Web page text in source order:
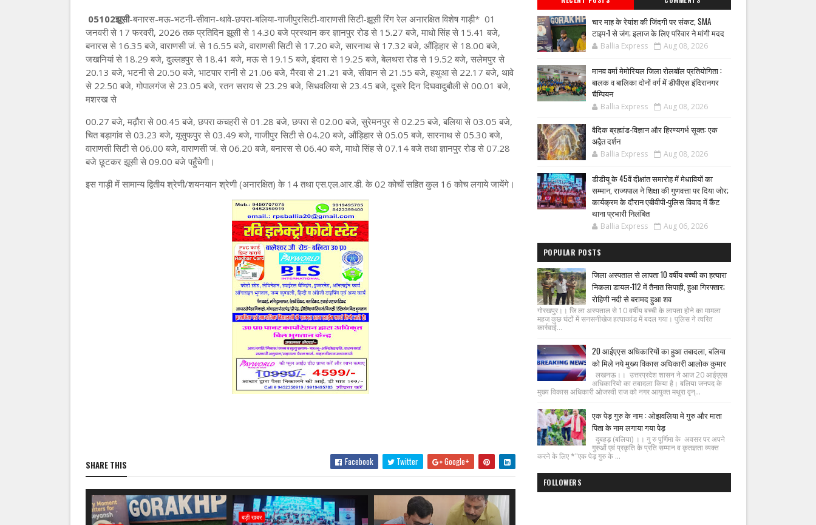
05102झूसी-बनारस-मऊ-भटनी-सीवान-थावे-छपरा-बलिया-गाजीपुरसिटी-वाराणसी सिटी-झूसी रिंग रेल अनारक्षित विशेष गाड़ी* 01
जनवरी से 17 फरवरी, 2026 तक प्रतिदिन झूसी से 14.30 बजे प्रस्थान कर ज्ञानपुर रोड से 15.27 बजे, माधो सिंह से 15.41 बजे,
बनारस से 16.35 बजे, वाराणसी जं. से 16.55 बजे, वाराणसी सिटी से 17.20 बजे, सारनाथ से 17.32 बजे, औंड़िहार से 18.00 बजे,
जखनियां से 18.29 बजे, दुल्लहपुर से 18.41 बजे, मऊ से 19.15 बजे, इंदारा से 19.25 बजे, बेलथरा रोड से 19.52 बजे, सलेमपुर से
20.13 बजे, भटनी से 20.50 बजे, भाटपार रानी से 21.06 बजे, मैरवा से 21.21 बजे, सीवान से 21.55 बजे, हथुआ से 22.17 बजे, थावे
से 22.50 बजे, गोपालगंज से 23.05 बजे, रतन सराय से 23.29 बजे, सिधवलिया से 23.45 बजे, दूसरे दिन दिघवादुबौली से 00.01 बजे,
मशरख से
00.27 बजे, मढ़ौरा से 00.45 बजे, छपरा कचहरी से 01.28 बजे, छपरा से 02.00 बजे, सुरेमनपुर से 02.25 बजे, बलिया से 03.05 बजे,
चित बड़ागांव से 03.23 बजे, यूसुफपुर से 03.49 बजे, गाजीपुर सिटी से 04.20 बजे, औंड़िहार से 05.05 बजे, सारनाथ से 05.30 बजे,
वाराणसी सिटी से 06.00 बजे, वाराणसी जं. से 06.20 बजे, बनारस से 06.40 बजे, माधो सिंह से 07.14 बजे तथा ज्ञानपुर रोड से 07.28
बजे छूटकर झूसी से 09.00 बजे पहुँचेगी।
इस गाड़ी में सामान्य द्वितीय श्रेणी/शयनयान श्रेणी (अनारक्षित) के 14 तथा एस.एल.आर.डी. के 02 कोचों सहित कुल 16 कोच लगाये जायेंगे।
SHARE THIS Facebook Twitter Google+
बड़ी खबर
चार माह के रेयांश की जिंदगी पर संकट, SMA
टाइप-1 से जंग; इलाज के लिए परिवार ने मांगी मदद
Ballia Express Aug 08, 2026
मानव वर्मा मेमोरियल जिला रोलबॉल प्रतियोगिता :
बालक व बालिका दोनों वर्ग में डीपीएस इंदिरानगर
चैम्पियन
Ballia Express Aug 08, 2026
वैदिक ब्रह्मांड-विज्ञान और हिरण्यगर्भ सूक्त: एक
अद्वैत दर्शन
Ballia Express Aug 08, 2026
डीडीयू के 45वें दीक्षांत समारोह में मेधावियों का
सम्मान, राज्यपाल ने शिक्षा की गुणवत्ता पर दिया जोर;
कार्यक्रम के दौरान एबीवीपी-पुलिस विवाद में कैंट
थाना प्रभारी निलंबित
Ballia Express Aug 06, 2026
POPULAR POSTS
जिला अस्पताल से लापता 10 वर्षीय बच्ची का हत्यारा
निकला डायल-112 में तैनात सिपाही, हुआ गिरफ्तार;
रोहिणी नदी से बरामद हुआ शव
गोरखपुर।। जि ला अस्पताल से 10 वर्षीय बच्ची के लापता होने का मामला
महज कुछ घंटों में सनसनीखेज हत्याकांड में बदल गया। पुलिस ने त्वरित
कार्रवाई...
20 आईएएस अधिकारियों का हुआ तबादला, बलिया
को मिले नये मुख्य विकास अधिकारी आलोक कुमार
लखनऊ।। उत्तरप्रदेश शासन ने आज 20 आईएएस
अधिकारियो का तबादला किया है। बलिया जनपद के
मुख्य विकास अधिकारी ओजस्वी राज को नगर आयुक्त मथुरा वृन्...
एक पेड़ गुरु के नाम : ओझवलिया मे गुरु और माता
पिता के नाम लगाया गया पेड़
दुबहड़ (बलिया) ।। गु रु पूर्णिमा के अवसर पर अपने
गुरुओं एवं प्रकृति के प्रति सम्मान व कृतज्ञता व्यक्त
करने के लिए *"एक पेड़ गुरु के ...
FOLLOWERS